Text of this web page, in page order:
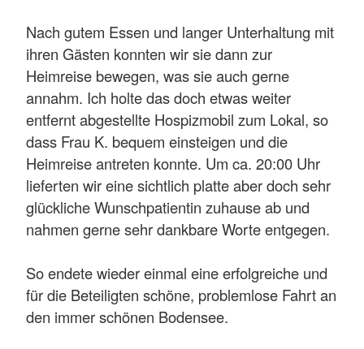
Nach gutem Essen und langer Unterhaltung mit
ihren Gästen konnten wir sie dann zur
Heimreise bewegen, was sie auch gerne
annahm. Ich holte das doch etwas weiter
entfernt abgestellte Hospizmobil zum Lokal, so
dass Frau K. bequem einsteigen und die
Heimreise antreten konnte. Um ca. 20:00 Uhr
lieferten wir eine sichtlich platte aber doch sehr
glückliche Wunschpatientin zuhause ab und
nahmen gerne sehr dankbare Worte entgegen.
So endete wieder einmal eine erfolgreiche und
für die Beteiligten schöne, problemlose Fahrt an
den immer schönen Bodensee.